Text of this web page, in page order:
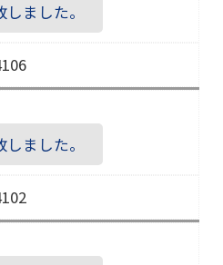
ました。
ました。